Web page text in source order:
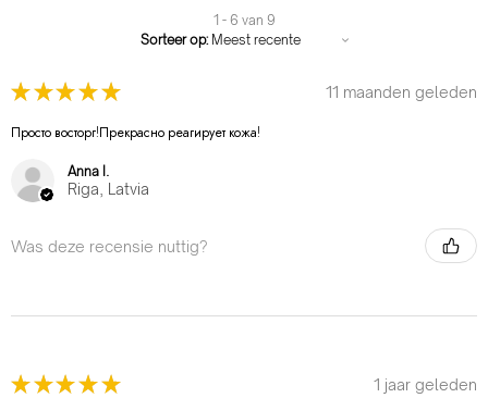
1 - 6 van 9
Sorteer op:
★ ★ ★ ★ ★ 11 maanden geleden
Просто восторг!Прекрасно реагирует кожа!
Anna I.
Riga, Latvia
Was deze recensie nuttig?
★ ★ ★ ★ ★ 1 jaar geleden